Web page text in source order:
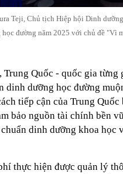
Teji, Chủ tịch Hiệp hội Dinh
đường năm 2025 với chủ đề "Vì
Trung Quốc - quốc gia
dinh dưỡng học đường
tiếp cận của Trung
bảo nguồn tài chính bền
dinh dưỡng khoa
thực hiện được quản lý